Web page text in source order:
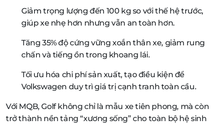
Giảm trọng lượng đến 100 kg so với thế hệ trước,
giúp xe nhẹ hơn nhưng vẫn an toàn hơn.
Tăng 35% độ cứng vững xoắn thân xe, giảm rung
chấn và tiếng ồn trong khoang lái.
Tối ưu hóa chi phí sản xuất, tạo điều kiện để
Volkswagen duy trì giá trị cạnh tranh toàn cầu.
Với MQB, Golf không chỉ là mẫu xe tiên phong, mà còn
trở thành nền tảng “xương sống” cho toàn bộ hệ sinh